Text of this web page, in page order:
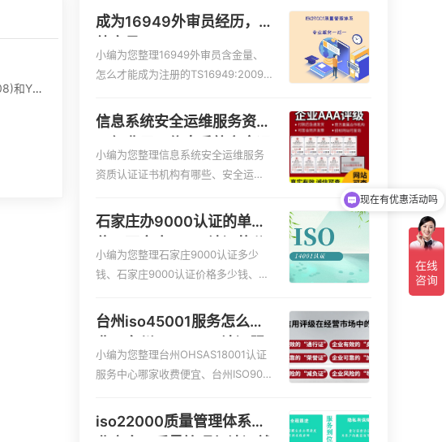
• 求助:医疗器械GB/T19001-2008(ISO9001-2008)和YY/T0287-2003(ISO13845-2003)
成为16949外审员经历，
小编为您整理16949外审员含金量、
怎么才能成为注册的TS16949:2009
过不了解具体情况、iso9000外审
员、SA8000外审员培训相关iso体系
认证知识，详情可查看下方正文！
信息系统安全运维服务资质
维服务资质二级
小编为您整理信息系统安全运维服务
资质认证证书机构有哪些、安全运维
服务资质哪家便宜、安全运维服务资
质认证哪家效率高、信息系统安全集
成服务资质认证的申请书相关iso体系
认证知识，详情可查看下方正文！
石家庄办9000认证的单
司
小编为您整理石家庄9000认证多少
钱、石家庄9000认证价格多少钱、石
00认证价格贵吗、石家庄9000认证费
用大概多钱相关iso体系认证知识，详
情可查看下方正文！
台州iso45001服务怎么收
务怎么收费
小编为您整理台州OHSAS18001认证
服务中心哪家收费便宜、台州ISO900
E认证,台州机械机电CE认证、CE认证
怎么收费、温州科普ISO45001职业健
iso22000质量管理体系就
现在有优惠活动吗